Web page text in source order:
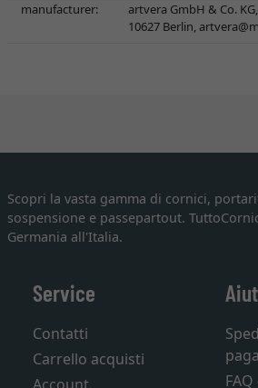
manufacturer:
artvera GmbH & Co.
10627 Berlin,
Scopri la vasta gamma di cornici,
sospensione e passepartout.
Germania all'Italia.
Service
Contatti
Carrello acquisti